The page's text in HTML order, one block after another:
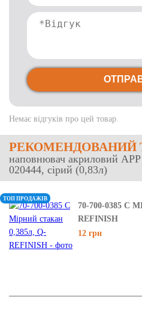
Немає відгуків про цей товар.
РЕКОМЕНДОВАНИЙ
наповнювач акриловий
020444, сірий (0,83л)
70-700-0385 C
REFINISH
12 грн
ТОП ПРОДАЖІВ